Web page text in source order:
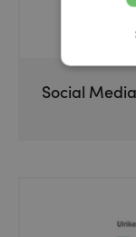
Social